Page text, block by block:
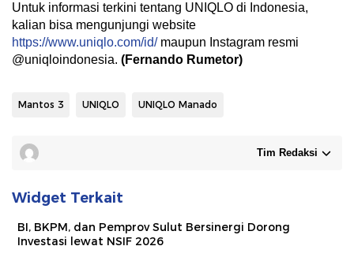
Untuk informasi terkini tentang UNIQLO di Indonesia,
kalian bisa mengunjungi website
https://www.uniqlo.com/id/maupun Instagram resmi
@uniqloindonesia. (Fernando Rumetor)
Mantos 3 UNIQLO UNIQLO Manado
Tim Redaksi
Widget Terkait
BI, BKPM, dan Pemprov Sulut Bersinergi Dorong
Investasi lewat NSIF 2026